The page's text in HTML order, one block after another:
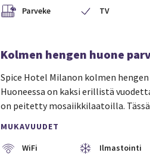
Parveke
TV
Kolmen hengen huone
Spice Hotel Milanon kolmen
Huoneessa on kaksi erillistä
on peitetty mosaiikkilaatoilla. Tässä
MUKAVUUDET
WiFi
Ilmastointi